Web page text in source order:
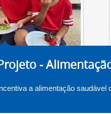
-
a alimentação saudável